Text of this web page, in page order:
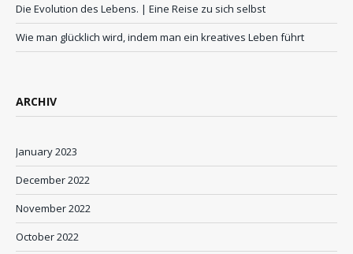
Die Evolution des Lebens. | Eine Reise zu sich selbst
Wie man glücklich wird, indem man ein kreatives Leben führt
ARCHIV
January 2023
December 2022
November 2022
October 2022